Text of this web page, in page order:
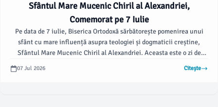
Sfântul Mare Mucenic Chiril al Alexandriei,
Comemorat pe 7 Iulie
Pe data de 7 iulie, Biserica Ortodoxă sărbătorește pomenirea unui
sfânt cu mare influență asupra teologiei și dogmaticii creștine,
Sfântul Mare Mucenic Chiril al Alexandriei. Aceasta este o zi de
07 Jul 2026 Citește